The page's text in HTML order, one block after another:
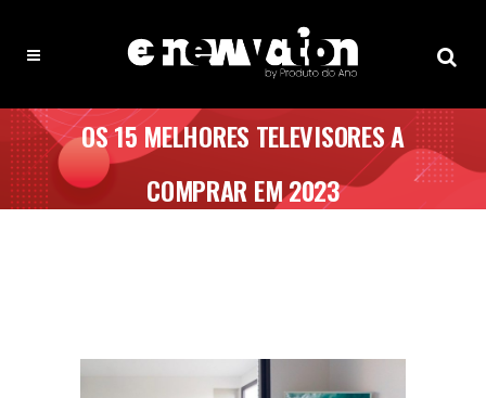
OS 15 MELHORES TELEVISORES A
COMPRAR EM 2023